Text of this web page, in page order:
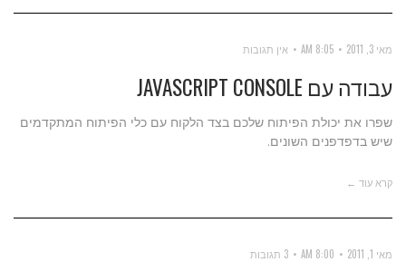
מאי 3, 2011 8:05 AM אין תגובות
עבודה עם JAVASCRIPT CONSOLE
שפרו את יכולת הפיתוח שלכם בצד הלקוח עם כלי הפיתוח המתקדמים
שיש בדפדפנים השונים.
קרא עוד ←
מאי 1, 2011 8:00 AM 3 תגובות